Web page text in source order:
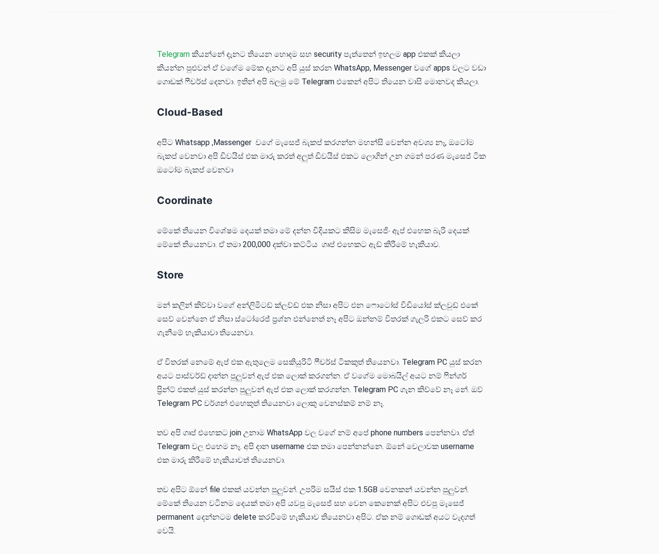
Telegram කියන්නේ දැනට තියෙන හොදම සහ security පැත්තෙන් ඉහලම app එකක් කියලා
කියන්න පුළුවන් ඒ වගේම මේක දැනට අපි යුස් කරන WhatsApp, Messenger වගේ apps වලට වඩා
ගොඩක් ෆීචර්ස් දෙනවා. ඉතින් අපි බලමු මේ Telegram එකෙන් අපිට තියෙන වාසි මොනවද කියලා.
Cloud-Based
අපිට Whatsapp ,Massenger වගේ මැසෙජ් බැකප් කරගන්න මහන්සි වෙන්න අවශ්‍ය නෑ, ඔටෝම
බැකප් වෙනවා අපි ඩිවයිස් එක මාරු කරත් අලුත් ඩිවයිස් එකට ලොගින් උන ගමන් පරණ මැසෙජ් ටික
ඔටෝම බැකප් වෙනවා
Coordinate
මේකේ තියෙන විශේෂම දෙයක් තමා මේ දන්න විදියකට කිසිම මැසෙජිං ඇප් එහෙක බැරි දෙයක්
මේකේ තියෙනවා. ඒ තමා 200,000 දක්වා කට්ටිය ගෘප් එහෙකට ඇඩ් කිරීමේ හැකියාව.
Store
මන් කලින් කිව්වා වගේ අන්ලිමිටඩ් ක්ලව්ඩ් එක නිසා අපිට එන ෆොටෝස් විඩියෝස් ක්ලවුඩ් එකේ
සෙව් වෙන්නෙ ඒ නිසා ස්ටෝරෙජ් ප්‍රශ්න එන්නෙත් නෑ අපිට ඔන්නම් විතරක් ගැලරි එකට සෙව් කර
ගැනීමේ හැකියාවා තියෙනවා.
ඒ විතරක් නෙමේ ඇප් එක ඇතුලෙම සෙකියුරිටි ෆීචර්ස් ටිකකුත් තියෙනවා. Telegram PC යුස් කරන
අයට පාස්වර්ඩ් දාන්න පුලුවන් ඇප් එක ලොක් කරගන්න. ඒ වගේම මොබයිල් අයට නම් ෆින්ගර්
ප්‍රින්ට් එකත් යුස් කරන්න පුලුවන් ඇප් එක ලොක් කරගන්න. Telegram PC ගැන කිව්වේ නෑ නේ. ඔව්
Telegram PC වර්ශන් එහෙකුත් තියෙනවා ලොකු වෙනස්කම් නම් නෑ.
තව අපි ගෘප් එහෙකට join උනාම WhatsApp වල වගේ නම් අපේ phone numbers පෙන්නවා. ඒත්
Telegram වල එහෙම නෑ. අපි දාන username එක තමා පෙන්නන්නෙ. ඕනේ වෙලාවක username
එක මාරු කිරීමේ හැකියාවත් තියෙනවා.
තව අපිට ඕනේ file එකක් යවන්න පුලුවන්. උපරිම සයිස් එක 1.5GB වෙනකන් යවන්න පුලුවන්.
මේකේ තියෙන වටිනම දෙයක් තමා අපි යවපු මැසෙජ් සහ වෙන කෙනෙක් අපිට එවපු මැසෙජ්
permanent දෙන්නටම delete කරවීමේ හැකියාව තියෙනවා අපිට. ඒක නම් ගොඩක් අයට වැදගත්
වෙයි.